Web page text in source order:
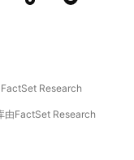
Research
由FactSet Research